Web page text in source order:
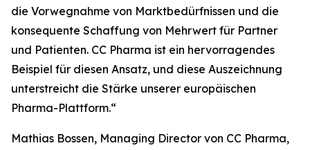
die Vorwegnahme von Marktbedürfnissen und die
konsequente Schaffung von Mehrwert für Partner
und Patienten. CC Pharma ist ein hervorragendes
Beispiel für diesen Ansatz, und diese Auszeichnung
unterstreicht die Stärke unserer europäischen
Pharma-Plattform.“
Mathias Bossen, Managing Director von CC Pharma,